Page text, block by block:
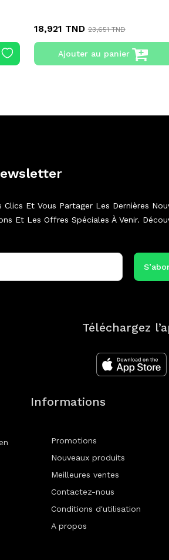
18,921 TND 23,651 TND
Ajouter au panier
Clics Et Vous Partager Les Dernières
Et Les Offres Spéciales À Venir.
Téléchargez
Informations
Promotions
Nouveaux produits
Meilleures ventes
Contactez-nous
Conditions d'utilisation
A propos